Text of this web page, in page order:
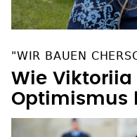
Wie
Optimismus